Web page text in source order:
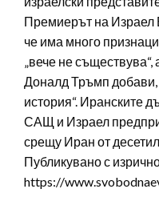
Премиерът на Израел
че има много
„вече не
Доналд Тръмп добави,
история“. Иранските
САЩ и Израел
срещу Иран от
Публикувано с
https://